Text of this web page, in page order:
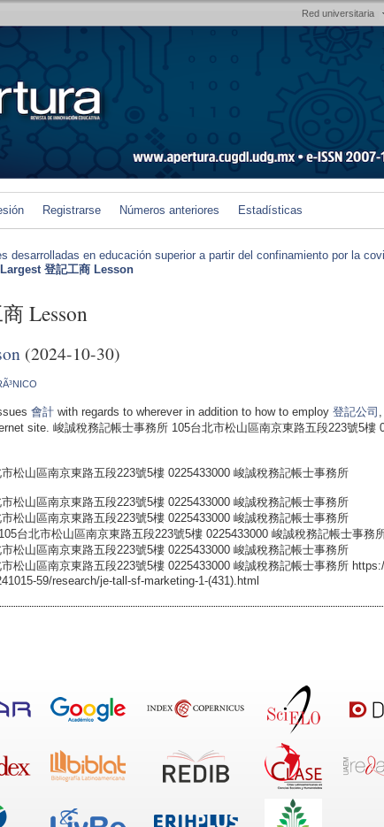
Red universitaria
Registrarse Números anteriores Estadísticas
desarrolladas en educación superior a partir del confinamiento por la
登記工商 Lesson
Lesson
(2024-10-30)
會計 with regards to wherever in addition to how to employ 登記公司
site. 峻誠稅務記帳士事務所 105台北市松山區南京東路五段223號5樓
松山區南京東路五段223號5樓 0225433000 峻誠稅務記帳士事務所
松山區南京東路五段223號5樓 0225433000 峻誠稅務記帳士事務所
松山區南京東路五段223號5樓 0225433000 峻誠稅務記帳士事務所
105台北市松山區南京東路五段223號5樓 0225433000 峻誠稅務記帳士事務
松山區南京東路五段223號5樓 0225433000 峻誠稅務記帳士事務所
松山區南京東路五段223號5樓 0225433000 峻誠稅務記帳士事務所
59/research/je-tall-sf-marketing-1-(431).html